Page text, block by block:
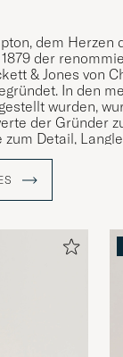
dem Herzen
der
& Jones von
In den
wurden,
der Gründer
Detail,